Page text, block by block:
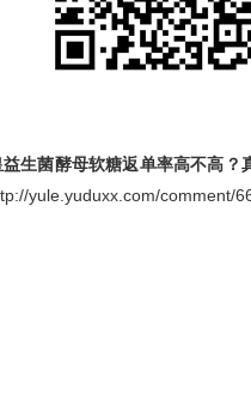
益生菌酵母软糖返单率高不高？
yule.yuduxx.com/comment/